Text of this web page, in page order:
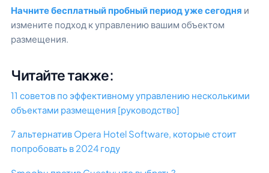
Начните бесплатный пробный период уже сегодня и
измените подход к управлению вашим объектом
размещения.
Читайте также:
11 советов по эффективному управлению несколькими
объектами размещения [руководство]
7 альтернатив Opera Hotel Software, которые стоит
попробовать в 2024 году